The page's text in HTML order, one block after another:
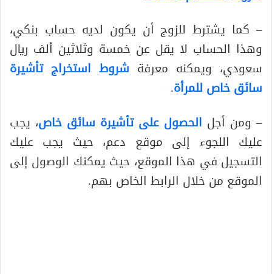
– كما يشترط للزوج أن يكون لديه حساب بنكي،
وهذا الحساب لا يقل عن خمسة وثلاثين ألف ريال
سعودي، ويمكنه معرفة شروط استخراج تأشيرة
سائق خاص للمرأة.
– ومن أجل الحصول على تأشيرة سائق خاص، يجب
عليك اللجوء إلى موقع دعم، حيث يجب عليك
التسجيل في هذا الموقع، حيث يمكنك الوصول إلى
الموقع من خلال الرابط الخاص بهم.